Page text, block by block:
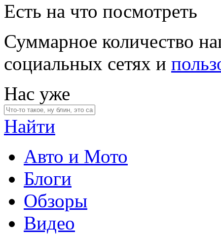
Есть на что посмотреть
Суммарное количество
социальных сетях и
Нас уже
Найти
Авто и Мото
Блоги
Обзоры
Видео